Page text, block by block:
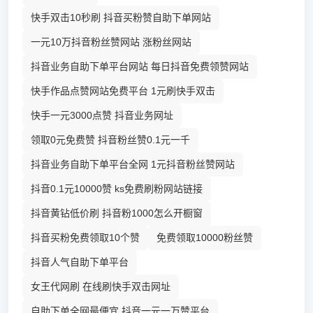
快手双击10秒刷 抖音买粉赞自助下单网站
一元10万抖音粉丝赞网站 涨粉丝网站
抖音业务自助下单平台网站 每日抖音免费领赞网站
快手作品点赞网站免费平台 1元刷快手双击
快手一元3000点赞 抖音业务网址
领取0元免费赞 抖音粉丝赞0.1元一千
抖音业务自助下单平台全网 1元抖音粉丝赞网站
抖音0.1元10000赞 ks免费刷粉网站链接
抖音黄钻低价刷 抖音粉1000怎么开橱窗
抖音买粉免费领取10个赞 免费领取10000粉丝赞
抖音人气自助下单平台
女王代网刷 在线刷快手双击网址